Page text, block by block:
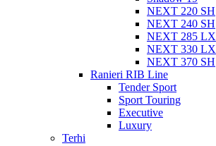
NEXT 220 SH
NEXT 240 SH
NEXT 285 LX
NEXT 330 LX
NEXT 370 SH
Ranieri RIB Line
Tender Sport
Sport Touring
Executive
Luxury
Terhi